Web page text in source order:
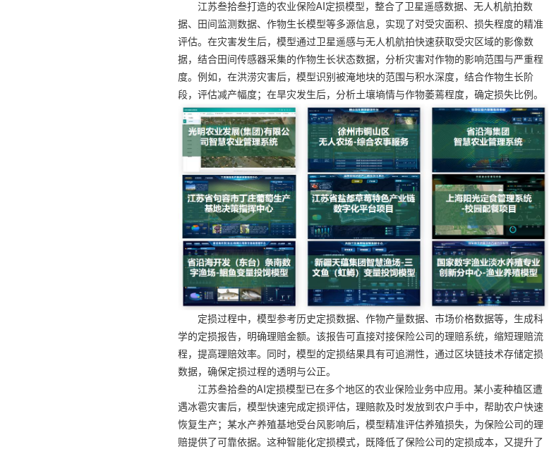
江苏叁拾叁打造的农业保险AI定损模型，整合了卫星遥感数据、无人机航拍数
据、田间监测数据、作物生长模型等多源信息，实现了对受灾面积、损失程度的精准
评估。在灾害发生后，模型通过卫星遥感与无人机航拍快速获取受灾区域的影像数
据，结合田间传感器采集的作物生长状态数据，分析灾害对作物的影响范围与严重程
度。例如，在洪涝灾害后，模型识别被淹地块的范围与积水深度，结合作物生长阶
段，评估减产幅度；在旱灾发生后，分析土壤墒情与作物萎蔫程度，确定损失比例。
定损过程中，模型参考历史定损数据、作物产量数据、市场价格数据等，生成科
学的定损报告，明确理赔金额。该报告可直接对接保险公司的理赔系统，缩短理赔流
程，提高理赔效率。同时，模型的定损结果具有可追溯性，通过区块链技术存储定损
数据，确保定损过程的透明与公正。
江苏叁拾叁的AI定损模型已在多个地区的农业保险业务中应用。某小麦种植区遭
遇冰雹灾害后，模型快速完成定损评估，理赔款及时发放到农户手中，帮助农户快速
恢复生产；某水产养殖基地受台风影响后，模型精准评估养殖损失，为保险公司的理
赔提供了可靠依据。这种智能化定损模式，既降低了保险公司的定损成本，又提升了